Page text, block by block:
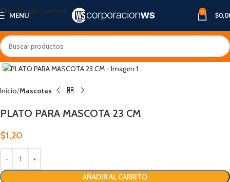
Skip to main content
MENU 0 $
Inicio Mascotas
PLATO PARA MASCOTA 23 CM
$1,20
AÑADIR AL CARRITO